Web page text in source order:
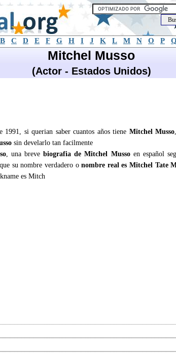
B C D E F G H I J K L M N O P Q
Mitchel Musso
(Actor - Estados Unidos)
si querian saber cuantos años tiene Mitchel Musso
sin develarlo tan facilmente
, una brevebiografia de Mitchel Mussoen español
su nombre verdadero onombre real es Mitchel Tate
es Mitch